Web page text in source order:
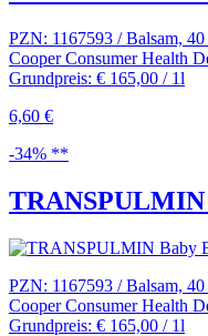
PZN: 1167593 / Balsam, 40
Cooper Consumer Health
Grundpreis: € 165,00 / 1l
6,60 €
-34% **
PZN: 1167593 / Balsam, 40
Cooper Consumer Health
Grundpreis: € 165,00 / 1l